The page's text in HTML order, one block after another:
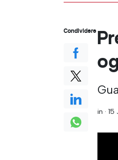
in ·15
Condividere